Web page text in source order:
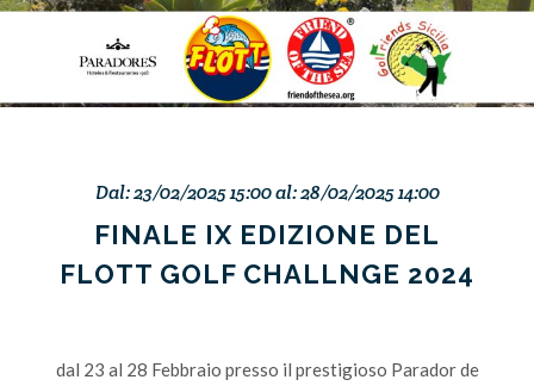
Dal: 23/02/2025 15:00 al: 28/02/2025 14:00
FINALE IX EDIZIONE DEL
FLOTT GOLF CHALLNGE 2024
dal 23 al 28 Febbraio presso il prestigioso Parador de